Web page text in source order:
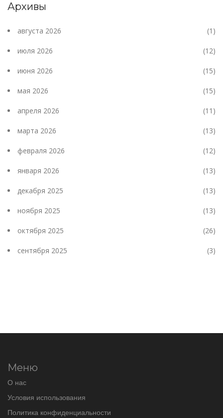
Архивы
августа 2026 (1)
июля 2026 (12)
июня 2026 (15)
мая 2026 (15)
апреля 2026 (11)
марта 2026 (13)
февраля 2026 (12)
января 2026 (13)
декабря 2025 (13)
ноября 2025 (13)
октября 2025 (26)
сентября 2025 (3)
Меню
О нас
Условия использования
Политика конфиденциальности